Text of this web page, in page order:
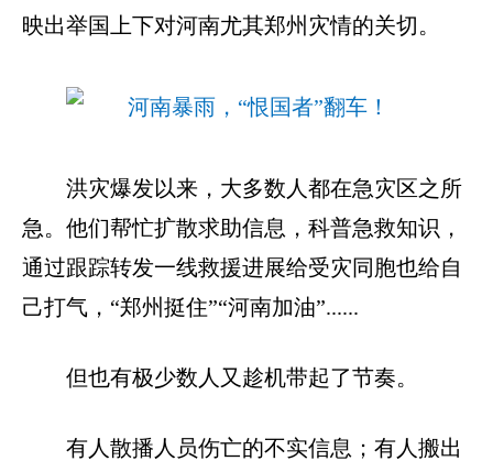
映出举国上下对河南尤其郑州灾情的关切。
洪灾爆发以来，大多数人都在急灾区之所
急。他们帮忙扩散求助信息，科普急救知识，
通过跟踪转发一线救援进展给受灾同胞也给自
己打气，“郑州挺住”“河南加油”......
但也有极少数人又趁机带起了节奏。
有人散播人员伤亡的不实信息；有人搬出